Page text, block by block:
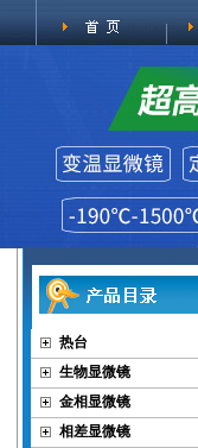
热台
生物显微镜
金相显微镜
相差显微镜